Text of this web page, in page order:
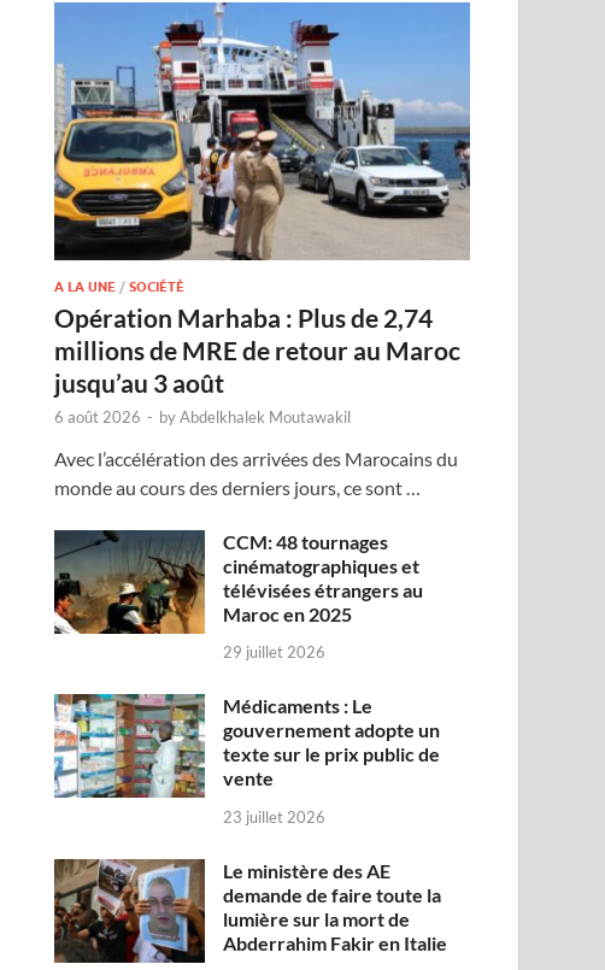
A LA UNE /SOCIÉTÉ
Opération Marhaba : Plus de 2,74
millions de MRE de retour au Maroc
jusqu’au 3 août
6 août 2026 - byAbdelkhalek Moutawakil
Avec l’accélération des arrivées des Marocains du
monde au cours des derniers jours, ce sont …
CCM: 48 tournages
cinématographiques et
télévisées étrangers au
Maroc en 2025
29 juillet 2026
Médicaments : Le
gouvernement adopte un
texte sur le prix public de
vente
23 juillet 2026
Le ministère des AE
demande de faire toute la
lumière sur la mort de
Abderrahim Fakir en Italie